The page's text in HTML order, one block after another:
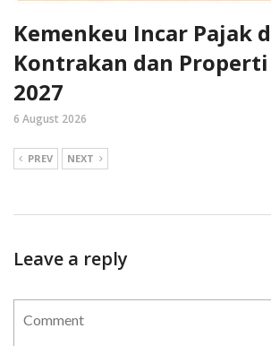
Kemenkeu Incar Pajak
Kontrakan dan Properti
2027
6 August 2026
PREV NEXT
Leave a reply